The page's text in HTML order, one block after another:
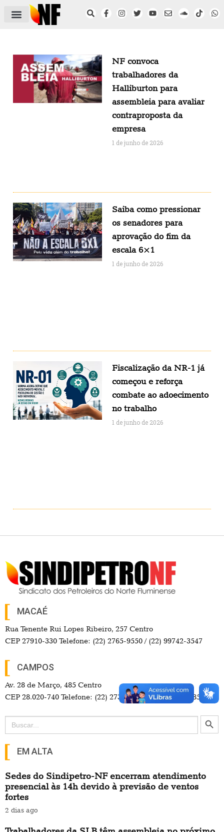
NF convoca
trabalhadores da
Halliburton para
assembleia para avaliar
contraproposta da
empresa
1 de junho de 2026
Saiba como pressionar
os senadores para
aprovação do fim da
escala 6×1
1 de junho de 2026
Fiscalização da NR-1 já
começou e reforça
combate ao adoecimento
no trabalho
1 de junho de 2026
MACAÉ
Rua Tenente Rui Lopes Ribeiro, 257 Centro
CEP 27910-330 Telefone: (22) 2765-9550 / (22) 99742-3547
CAMPOS
Av. 28 de Março, 485 Centro
CEP 28.020-740 Telefone: (22) 2737-4700 / (22) 98114-3857
Search
for:
Search Button
EM ALTA
Sedes do Sindipetro-NF encerram atendimento
presencial às 14h devido à previsão de ventos
fortes
2 dias ago